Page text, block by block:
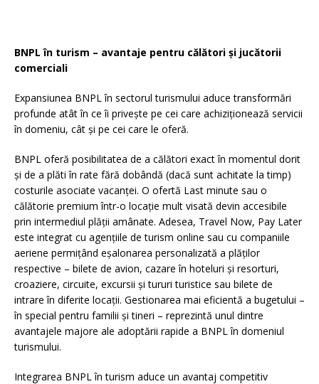
BNPL în turism – avantaje pentru călători și jucătorii
comerciali
Expansiunea BNPL în sectorul turismului aduce transformări
profunde atât în ce îi privește pe cei care achiziționează servicii
în domeniu, cât și pe cei care le oferă.
BNPL oferă posibilitatea de a călători exact în momentul dorit
și de a plăti în rate fără dobândă (dacă sunt achitate la timp)
costurile asociate vacanței. O ofertă Last minute sau o
călătorie premium într-o locație mult visată devin accesibile
prin intermediul plății amânate. Adesea, Travel Now, Pay Later
este integrat cu agențiile de turism online sau cu companiile
aeriene permițând eșalonarea personalizată a plăților
respective – bilete de avion, cazare în hoteluri și resorturi,
croaziere, circuite, excursii și tururi turistice sau bilete de
intrare în diferite locații. Gestionarea mai eficientă a bugetului –
în special pentru familii și tineri – reprezintă unul dintre
avantajele majore ale adoptării rapide a BNPL în domeniul
turismului.
Integrarea BNPL în turism aduce un avantaj competitiv